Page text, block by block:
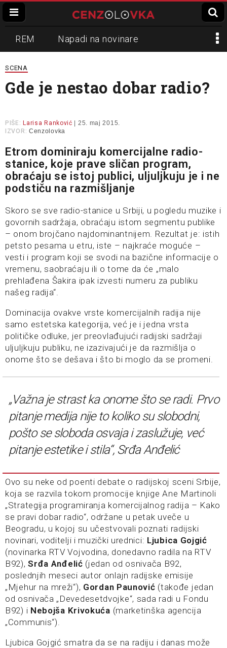
REM Napadi na novinare
Zvučni top
Propaganda Lokalni mediji
SCENA
Gde je nestao dobar radio?
PIŠE: Larisa Ranković | 25. maj 2015.
IZVOR: Cenzolovka
Etrom dominiraju komercijalne radio-
stanice, koje prave sličan program,
obraćaju se istoj publici, uljuljkuju je i ne
podstiču na razmišljanje
Skoro se sve radio-stanice u Srbiji, u pogledu muzike i
govornih sadržaja, obraćaju istom segmentu publike
– onom brojčano najdominantnijem. Rezultat je: istih
petsto pesama u etru, iste – najkraće moguće –
vesti i program koji se svodi na bazične informacije o
vremenu, saobraćaju ili o tome da će „malo
prehlađena Šakira ipak izvesti numeru za publiku
našeg radija“.
Dominacija ovakve vrste komercijalnih radija nije
samo estetska kategorija, već je i jedna vrsta
političke odluke, jer preovlađujući radijski sadržaji
uljuljkuju publiku, ne izazivajući je da razmišlja o
onome što se dešava i što bi moglo da se promeni.
„Važna je strast ka onome što se radi. Prvo
pitanje medija nije to koliko su slobodni,
pošto se sloboda osvaja i zaslužuje, već
pitanje estetike i stila“, Srđa Anđelić
Ovo su neke od poenti debate o radijskoj sceni Srbije,
koja se razvila tokom promocije knjige Ane Martinoli
„Strategija programiranja komercijalnog radija – Kako
se pravi dobar radio“, održane u petak uveče u
Beogradu, u kojoj su učestvovali poznati radijski
novinari, voditelji i muzički urednici: Ljubica Gojgić
(novinarka RTV Vojvodina, donedavno radila na RTV
B92),Srđa Anđelić (jedan od osnivača B92,
poslednjih meseci autor onlajn radijske emisije
„Mjehur na mreži“), Gordan Paunović (takođe jedan
od osnivača „Devedesetdvojke“, sada radi u Fondu
B92) i Nebojša Krivokuća (marketinška agencija
„Communis“).
Ljubica Gojgić smatra da se na radiju i danas može